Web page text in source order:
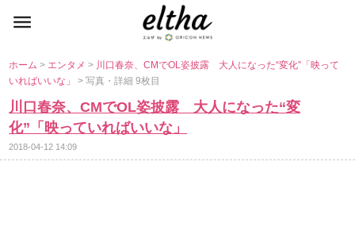
ホーム> エンタメ> 川口春奈、CMでOL姿披露 大人になった“変化”「映って
いればいいな」> 写真・詳細 9枚目
川口春奈、CMでOL姿披露 大人になった“変
化”「映っていればいいな」
2018-04-12 14:09